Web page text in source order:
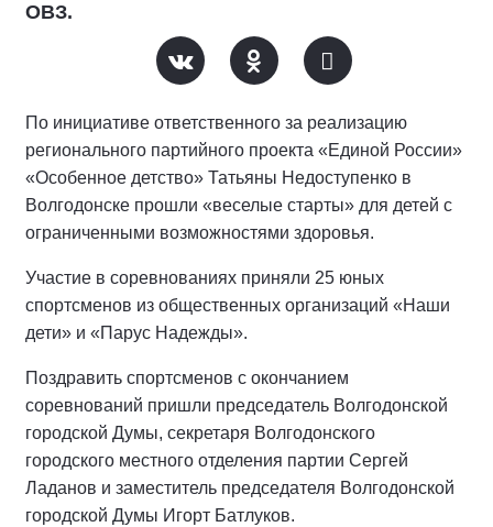
ОВЗ.
По инициативе ответственного за реализацию
регионального партийного проекта «Единой России»
«Особенное детство» Татьяны Недоступенко в
Волгодонске прошли «веселые старты» для детей с
ограниченными возможностями здоровья.
Участие в соревнованиях приняли 25 юных
спортсменов из общественных организаций «Наши
дети» и «Парус Надежды».
Поздравить спортсменов с окончанием
соревнований пришли председатель Волгодонской
городской Думы, секретаря Волгодонского
городского местного отделения партии Сергей
Ладанов и заместитель председателя Волгодонской
городской Думы Игорт Батлуков.